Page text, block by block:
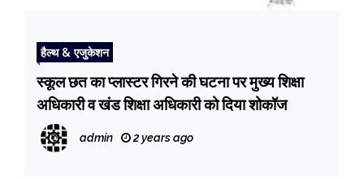
हैल्थ & एजुकेशन
स्कूल छत का प्लास्टर गिरने की घटना पर मुख्य शिक्षा
अधिकारी व खंड शिक्षा अधिकारी को दिया शोकॉज
admin 2 years ago